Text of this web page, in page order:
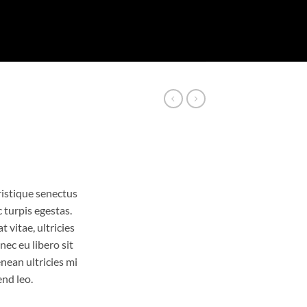
senectus
turpis egestas.
vitae, ultricies
eu libero sit
ultricies mi
leo.